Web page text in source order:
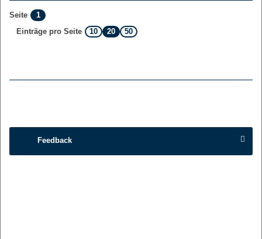
Seite
1
Einträge pro Seite
10 20 50
Feedback